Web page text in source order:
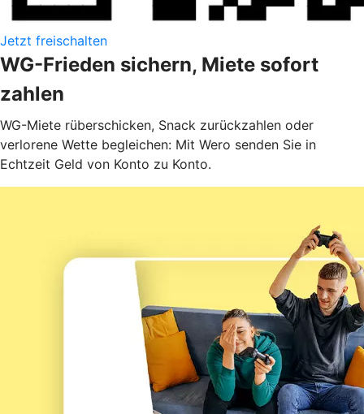
Jetzt freischalten
WG-Frieden sichern, Miete sofort
zahlen
WG-Miete rüberschicken, Snack zurückzahlen oder
verlorene Wette begleichen: Mit Wero senden Sie in
Echtzeit Geld von Konto zu Konto.